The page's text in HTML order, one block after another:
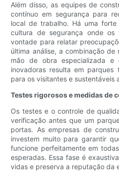
Além disso, as equipes de
contínuo em segurança para
local de trabalho. Há uma
cultura de segurança onde os
vontade para relatar
última análise, a combinação
mão de obra especializada e
inovadoras resulta em parques
para os visitantes e sustentáveis
Testes rigorosos e medidas de
Os testes e o controle de
verificação antes que um
portas. As empresas de
investem muito para garantir
funcione perfeitamente em
esperadas. Essa fase é
vidas e preserva a reputação da